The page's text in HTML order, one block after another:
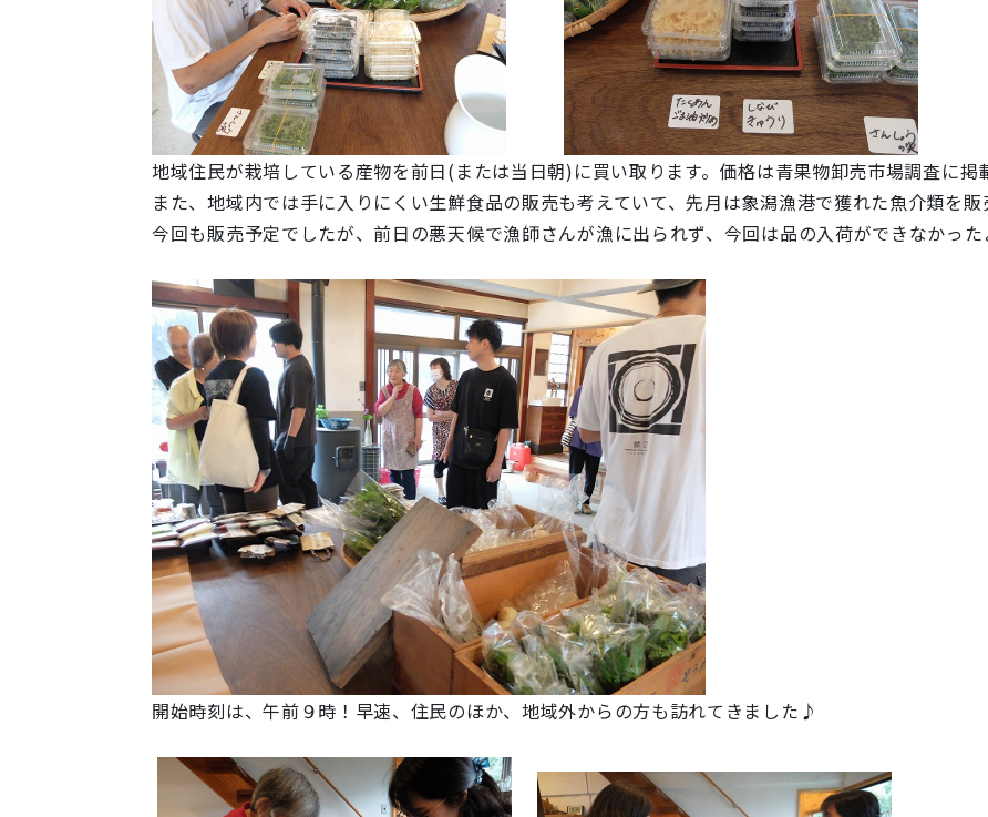
地域住民が栽培している産物を前日(または当日朝)に買い取ります。価格は青果物卸売市場調査に掲
また、地域内では手に入りにくい生鮮食品の販売も考えていて、先月は象潟漁港で獲れた魚介類を販
今回も販売予定でしたが、前日の悪天候で漁師さんが漁に出られず、今回は品の入荷ができなかった
開始時刻は、午前９時！早速、住民のほか、地域外からの方も訪れてきました♪